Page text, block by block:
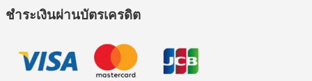
ชำระเงินผ่านบัตรเครดิต